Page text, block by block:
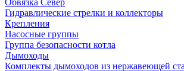
Гидравлические стрелки и коллекторы
Крепления
Насосные группы
Группа безопасности котла
Дымоходы
Комплекты дымоходов из нержавеющей